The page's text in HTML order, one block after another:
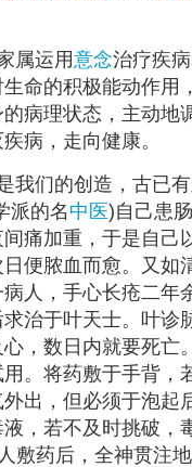
属运用意念治疗疾
命的积极能动作用
病理状态，主动地
病，走向健康。
我们的创造，古已
派的名中医)自己患
痛加重，于是自己
便脓血而愈。又如
人，手心长疮二年
治于叶天士。叶诊
，数日内就要死亡
。将药敷于手背，
出，但必须于泡起
，若不及时挑破，
敷药后，全神贯注